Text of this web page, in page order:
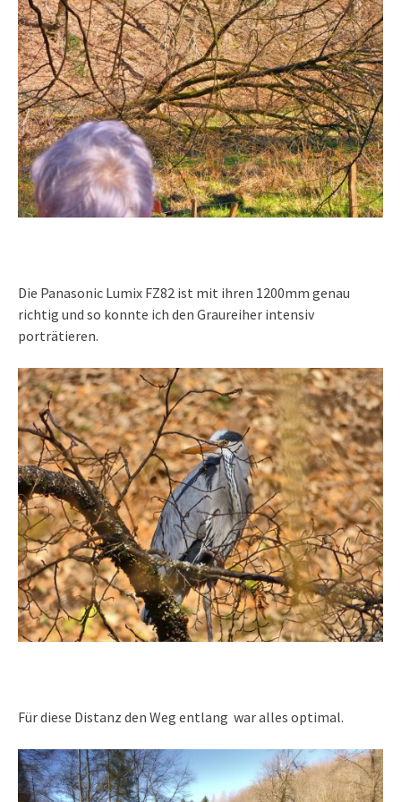
Die Panasonic Lumix FZ82 ist mit ihren 1200mm genau
richtig und so konnte ich den Graureiher intensiv
porträtieren.
Für diese Distanz den Weg entlang war alles optimal.